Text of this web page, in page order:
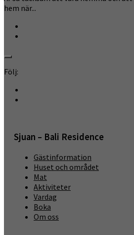
hem när...
Följ:
Sjuan – Bali Residence
Gästinformation
Huset och området
Mat
Aktiviteter
Vardag
Boka
Om oss